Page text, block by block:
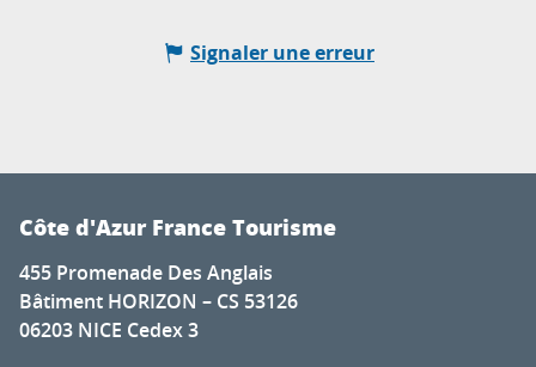
Signaler une erreur
Côte d'Azur France Tourisme
455 Promenade Des Anglais
Bâtiment HORIZON – CS 53126
06203 NICE Cedex 3